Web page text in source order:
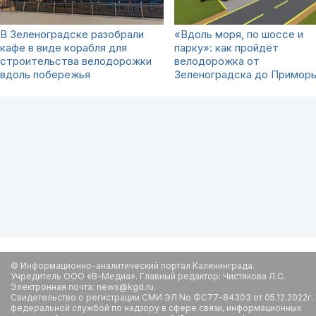
В Зеленоградске разобрали
кафе в виде корабля для
строительства велодорожки
вдоль побережья
«Вдоль моря, по шоссе и
парку»: как пройдёт
велодорожка от
Зеленоградска до
© Информационно-аналитический портал Калининграда.
Учредитель ООО «В-Медиа». Главный редактор: Чистякова Л.С.
Электронная почта: news@kgd.ru.
Свидетельство о регистрации СМИ ЭЛ No ФС77-84303 от
федеральной службой по надзору в сфере связи, информационных